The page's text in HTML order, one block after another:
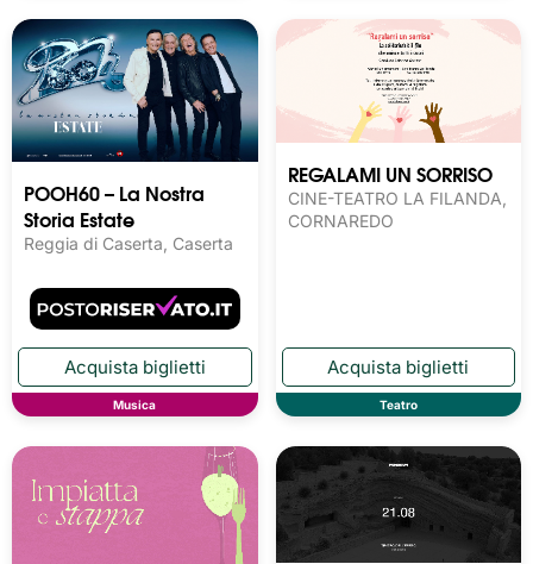
POOH60 – La Nostra
Storia Estate
Reggia di Caserta, Caserta
Musica
REGALAMI UN SORRISO
CINE-TEATRO LA FILANDA,
CORNAREDO
Teatro